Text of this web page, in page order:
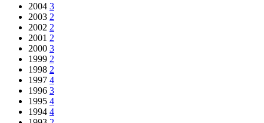
2004 3
2003 2
2002 2
2001 2
2000 3
1999 2
1998 2
1997 4
1996 3
1995 4
1994 4